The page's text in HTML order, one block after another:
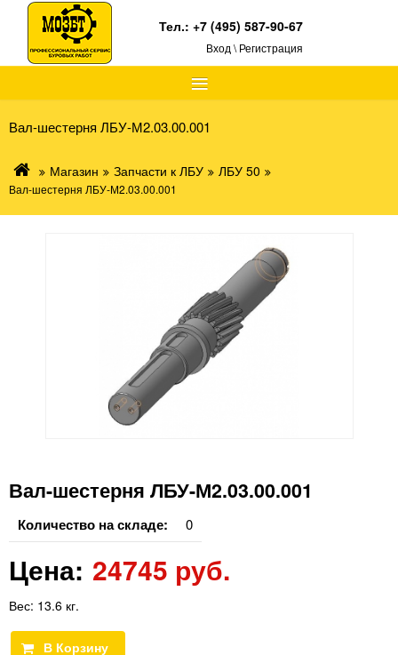
≡
Тел.:+7 (495) 587-90-67
Вход \ Регистрация
Вал-шестерня ЛБУ-М2.03.00.001
Магазин Запчасти к ЛБУ ЛБУ 50
Вал-шестерня ЛБУ-М2.03.00.001
Вал-шестерня ЛБУ-М2.03.00.001
Количество на складе: 0
Цена: 24745 руб.
Вес: 13.6 кг.